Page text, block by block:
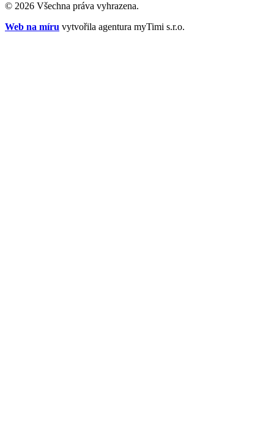
© 2026 Všechna práva vyhrazena.
Web na míru vytvořila agentura myTimi s.r.o.